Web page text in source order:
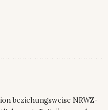
beziehungsweise NRWZ-